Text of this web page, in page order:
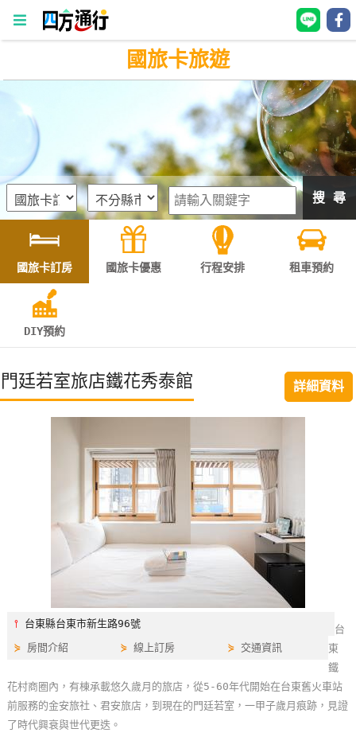
四
通
房
灣
訂
房
直接跟飯店訂房HOT
特
紅
你
玩
國旅卡旅遊
搜 尋
國旅卡訂房 國旅卡優惠 行程安排 租車預約
DIY預約
門廷若室旅店鐵花秀泰館 詳細資料
⫯ 台東縣台東市新生路96號
⋟ 房間介紹 ⋟線上訂房 ⋟ 交通資訊
台
東
鐵
花村商圈內，有棟承載悠久歲月的旅店，從5-60年代開始在台東舊火車站
前服務的金安旅社、君安旅店，到現在的門廷若室，一甲子歲月痕跡，見證
了時代興衰與世代更迭。